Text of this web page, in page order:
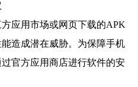
应用市场或网页下载的APK
造成潜在威胁。为保障手机
官方应用商店进行软件的安